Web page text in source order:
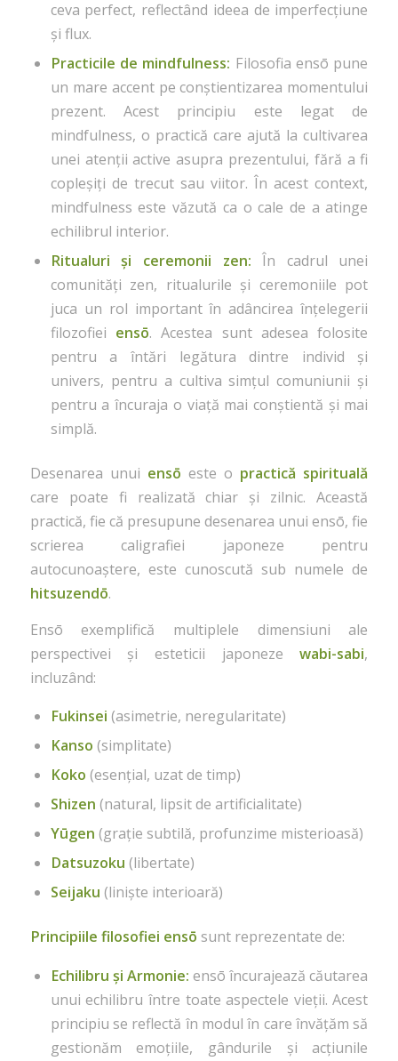
ceva perfect, reflectând ideea de imperfecțiune
și flux.
Practicile de mindfulness: Filosofia ensō pune
un mare accent pe conștientizarea momentului
prezent. Acest principiu este legat de
mindfulness, o practică care ajută la cultivarea
unei atenții active asupra prezentului, fără a fi
copleșiți de trecut sau viitor. În acest context,
mindfulness este văzută ca o cale de a atinge
echilibrul interior.
Ritualuri și ceremonii zen: În cadrul unei
comunități zen, ritualurile și ceremoniile pot
juca un rol important în adâncirea înțelegerii
filozofiei ensō. Acestea sunt adesea folosite
pentru a întări legătura dintre individ și
univers, pentru a cultiva simțul comuniunii și
pentru a încuraja o viață mai conștientă și mai
simplă.
Desenarea unui ensō este o practică spirituală
care poate fi realizată chiar și zilnic. Această
practică, fie că presupune desenarea unui ensō, fie
scrierea caligrafiei japoneze pentru
autocunoaștere, este cunoscută sub numele de
hitsuzendō.
Ensō exemplifică multiplele dimensiuni ale
perspectivei și esteticii japonezewabi-sabi,
incluzând:
Fukinsei (asimetrie, neregularitate)
Kanso (simplitate)
Koko (esențial, uzat de timp)
Shizen (natural, lipsit de artificialitate)
Yūgen (grație subtilă, profunzime misterioasă)
Datsuzoku (libertate)
Seijaku (liniște interioară)
Principiile filosofiei ensō sunt reprezentate de:
Echilibru și Armonie: ensō încurajează căutarea
unui echilibru între toate aspectele vieții. Acest
principiu se reflectă în modul în care învățăm să
gestionăm emoțiile, gândurile și acțiunile